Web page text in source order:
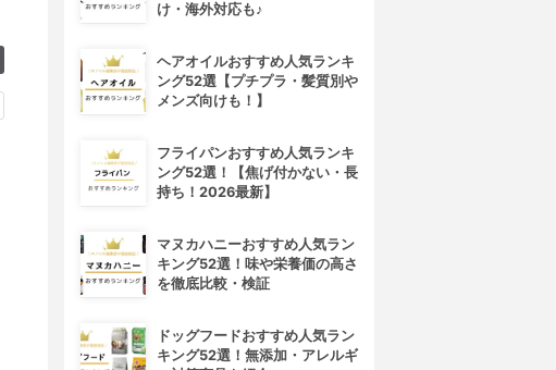
け・海外対応も♪
ヘアオイルおすすめ人気ランキ
ング52選【プチプラ・髪質別や
メンズ向けも！】
フライパンおすすめ人気ランキ
ング52選！【焦げ付かない・長
持ち！2026最新】
マヌカハニーおすすめ人気ラン
キング52選！味や栄養価の高さ
を徹底比較・検証
ドッグフードおすすめ人気ラン
キング52選！無添加・アレルギ